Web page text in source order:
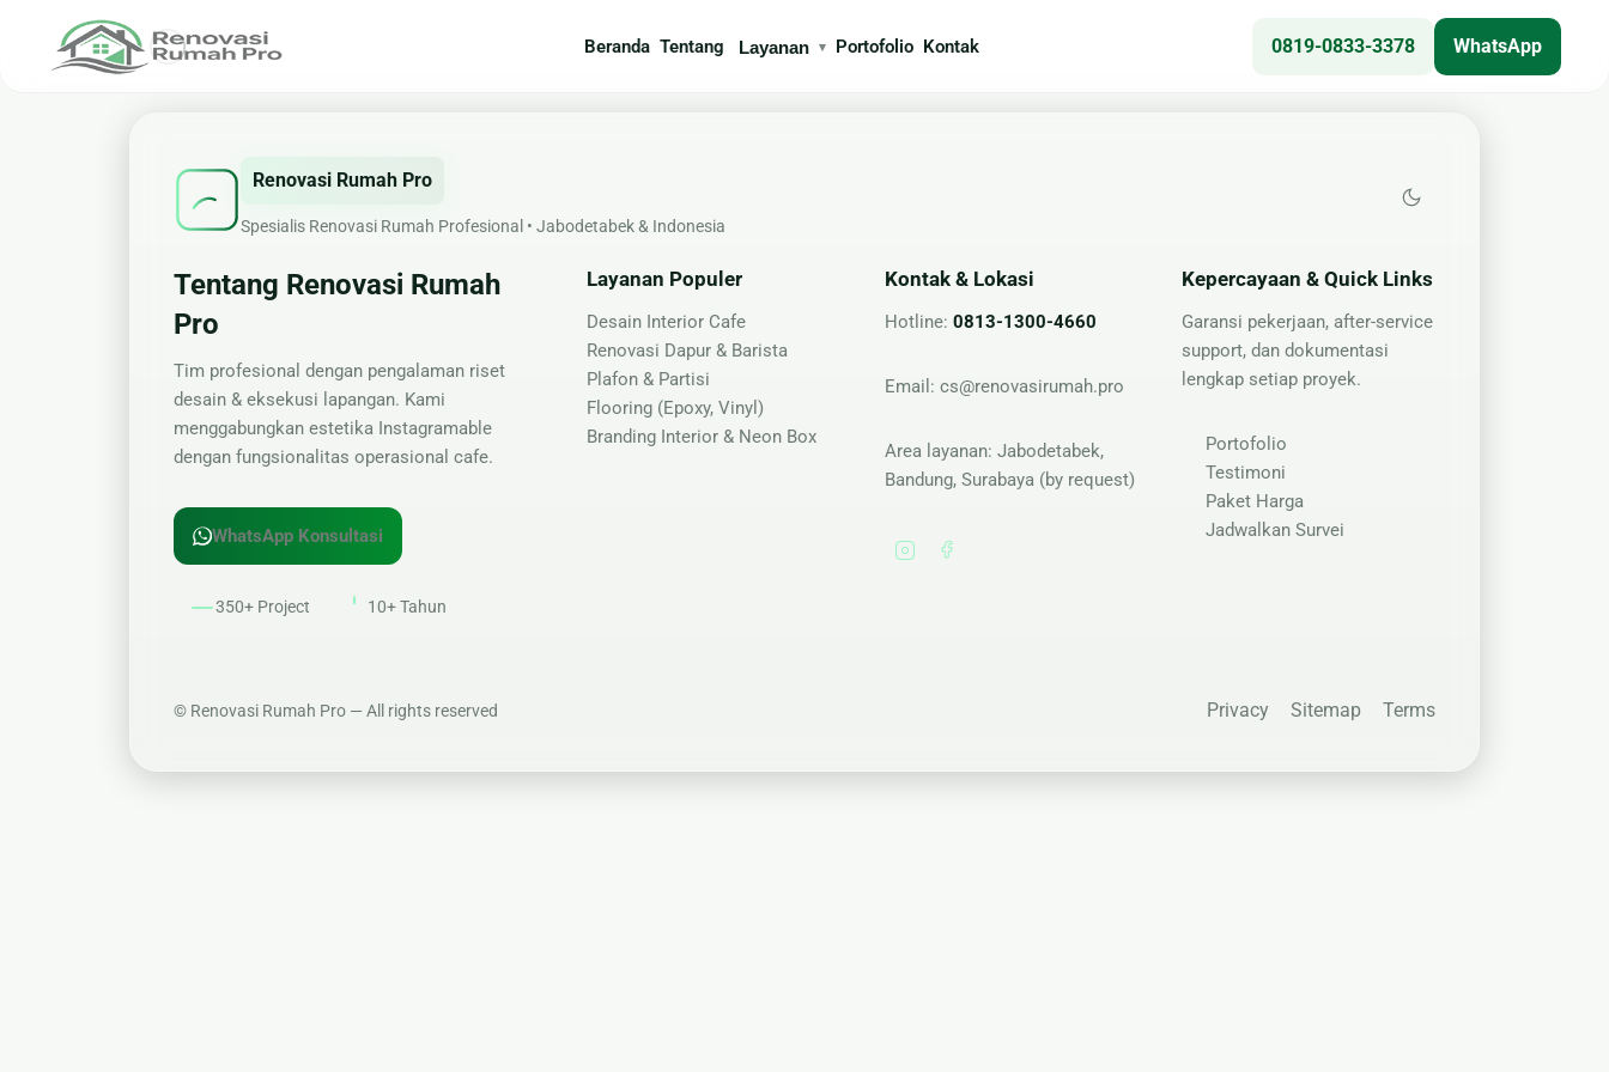
Beranda Tentang Layanan ▾ Portofolio Kontak 0819-0833-3378 WhatsApp
🏠 Renovasi Rumah
🍽 Renovasi Dapur
🛁 Renovasi Kamar Mandi
🏚 Renovasi Atap
🧱 Plafon & Partisi
🌿 Pembuatan Taman
🛋 Furniture Custom
⚙ Epoxy Lantai
☀ Panel Surya
🔌 Kelistrikan
Bangunan Eksterior
🛡 Kanopi, Pagar & Tralis
🔤 Huruf Timbul
🏷 Papan Nama
Renovasi Rumah Pro
Spesialis Renovasi Rumah Profesional • Jabodetabek & Indonesia
Tentang Renovasi Rumah
Pro
Tim profesional dengan pengalaman riset
desain & eksekusi lapangan. Kami
menggabungkan estetika Instagramable
dengan fungsionalitas operasional cafe.
WhatsApp Konsultasi
350+ Project 10+ Tahun
Layanan Populer
Desain Interior Cafe
Renovasi Dapur & Barista
Plafon & Partisi
Flooring (Epoxy, Vinyl)
Branding Interior & Neon Box
Kontak & Lokasi
Hotline: 0813-1300-4660
Email: cs@renovasirumah.pro
Area layanan: Jabodetabek,
Bandung, Surabaya (by request)
Kepercayaan & Quick Links
Garansi pekerjaan, after-service
support, dan dokumentasi
lengkap setiap proyek.
Portofolio
Testimoni
Paket Harga
Jadwalkan Survei
© Renovasi Rumah Pro — All rights reserved Privacy Sitemap Terms